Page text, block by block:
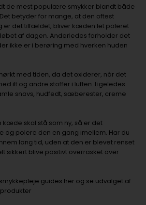
de mest populære smykker blandt både
betyder for mange, at den oftest
er det tilfældet, bliver kæden let poleret
af dagen. Anderledes forholder det
ikke er i berøring med hverken huden
med tiden, da det oxiderer, når det
ilt og andre stoffer i luften. Ligeledes
snavs, hudfedt, sæberester, creme
kæde skal stå som ny, så er det
og polere den en gang imellem. Har du
lang tid, uden at den er blevet renset
sikkert blive positivt overrasket over
guides her og se udvalget af